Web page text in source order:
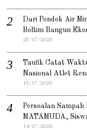
Dari Pondok Air
Boltim Bangun
25/07/2026
Taufik Catat
Nasional Atlet
15/07/2026
Persoalan
MATAMUDA,
14/07/2026